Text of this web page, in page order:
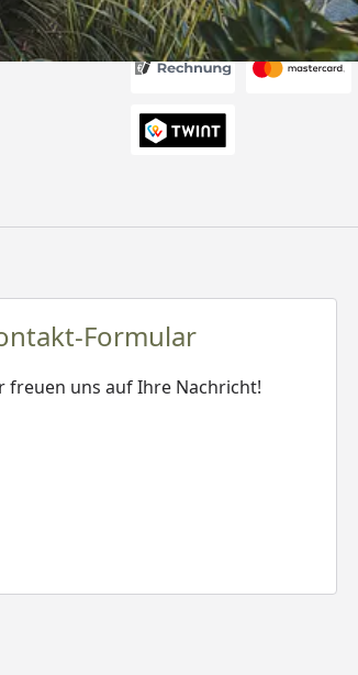
Akzeptierte
Formular
freuen uns auf Ihre Nachricht!